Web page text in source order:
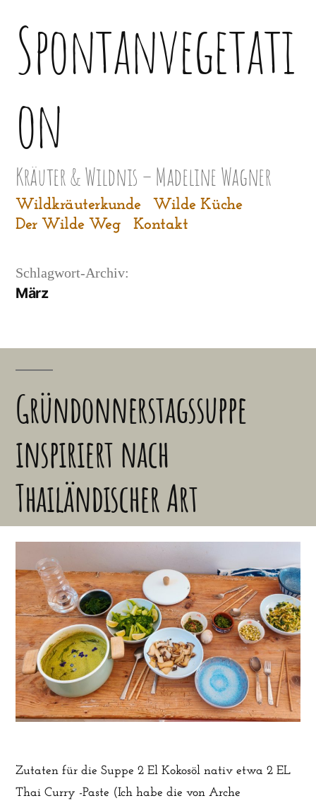
Inhalt
springen
Spontanvegetati
on
Kräuter & Wildnis – Madeline Wagner
Wildkräuterkunde
Wilde Küche
Der Wilde Weg
Kontakt
Schlagwort-Archiv:
März
Gründonnerstagssuppe
inspiriert nach
Thailändischer Art
Zutaten für die Suppe 2 El Kokosöl nativ etwa 2 EL
Thai Curry -Paste (Ich habe die von Arche